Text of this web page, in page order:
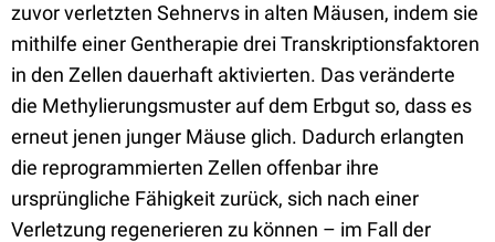
zuvor verletzten Sehnervs in alten Mäusen, indem sie
mithilfe einer Gentherapie drei Transkriptionsfaktoren
in den Zellen dauerhaft aktivierten. Das veränderte
die Methylierungsmuster auf dem Erbgut so, dass es
erneut jenen junger Mäuse glich. Dadurch erlangten
die reprogrammierten Zellen offenbar ihre
ursprüngliche Fähigkeit zurück, sich nach einer
Verletzung regenerieren zu können – im Fall der